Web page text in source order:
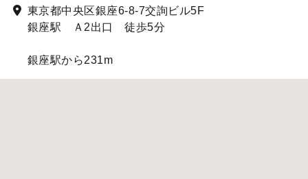
東京都中央区銀座6-8-7交詢ビル5F
銀座駅 Ａ2出口 徒歩5分
銀座駅から231m